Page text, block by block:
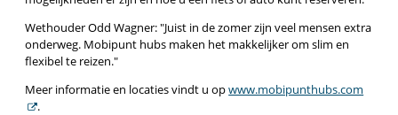
Wethouder Odd Wagner: Juist in de zomer zijn veel mensen extra
onderweg. Mobipunt hubs maken het makkelijker om slim en
flexibel te reizen.
Meer informatie en locaties vindt u opwww.mobipunthubs.com
.